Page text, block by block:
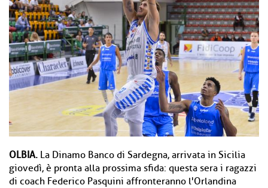
OLBIA. La Dinamo Banco di Sardegna, arrivata in Sicilia
giovedì, è pronta alla prossima sfida: questa sera i ragazzi
di coach Federico Pasquini affronteranno l'Orlandina